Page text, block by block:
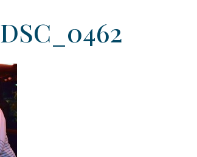
DSC_0462